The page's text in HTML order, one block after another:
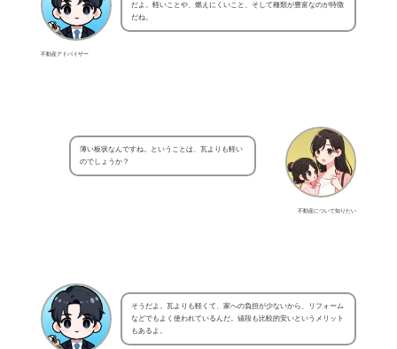
不動産アドバイザー
だよ。軽いことや、燃えにくいこと、そして種類が豊富なのが特徴
だね。
不動産について知りたい
薄い板状なんですね。ということは、瓦よりも軽い
のでしょうか？
そうだよ。瓦よりも軽くて、家への負担が少ないから、リフォーム
などでもよく使われているんだ。値段も比較的安いというメリット
もあるよ。